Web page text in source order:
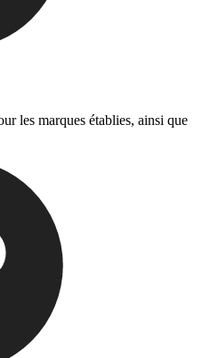
les marques établies, ainsi que